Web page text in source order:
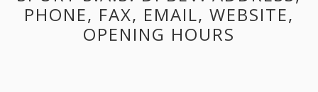
PHONE, FAX, EMAIL, WEBSITE,
OPENING HOURS